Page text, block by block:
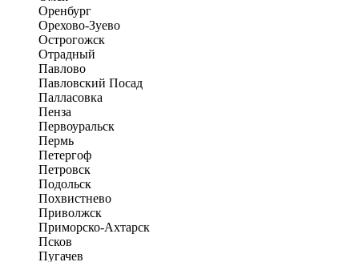
Оренбург
Орехово-Зуево
Острогожск
Отрадный
Павлово
Павловский Посад
Палласовка
Пенза
Первоуральск
Пермь
Петергоф
Петровск
Подольск
Похвистнево
Приволжск
Приморско-Ахтарск
Псков
Пугачев